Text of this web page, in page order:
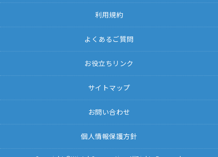
利用規約
よくあるご質問
お役立ちリンク
サイトマップ
お問い合わせ
個人情報保護方針